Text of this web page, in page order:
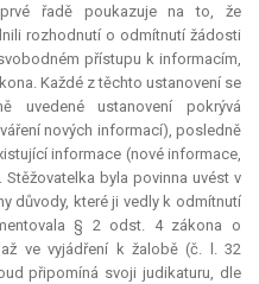
řadě poukazuje na to, že
rozhodnutí o odmítnutí žádosti
přístupu k informacím,
Každé z těchto ustanovení se
uvedené ustanovení pokrývá
nových informací), posledně
informace (nové informace,
byla povinna uvést v
důvody, které ji vedly k odmítnutí
§ 2 odst. 4 zákona o
ve vyjádření k žalobě (č. l. 32
připomíná svoji judikaturu, dle